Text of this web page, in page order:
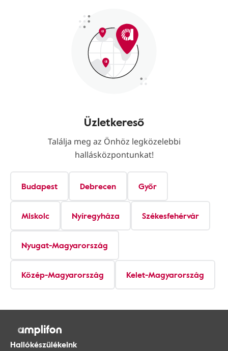
Üzletkereső
Találja meg az Önhöz legközelebbi
hallásközpontunkat!
Budapest Debrecen Győr
Miskolc Nyíregyháza Székesfehérvár
Nyugat-Magyarország
Közép-Magyarország Kelet-Magyarország
Hallókészülékeink